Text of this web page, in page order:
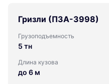
Гризли (ПЗА-3998)
Грузоподъемность
5 тн
Длина кузова
до 6 м